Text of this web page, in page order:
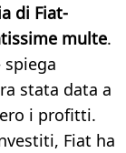
di Fiat-
multe.
stata data a
i profitti.
Fiat ha